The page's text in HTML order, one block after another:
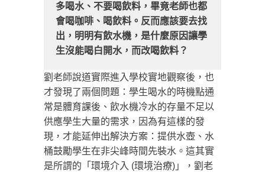
多喝水、不要喝飲料，畢竟老師也都
會喝咖啡、喝飲料。反而應該要去找
出，明明有飲水機，是什麼原因讓學
生沒能喝白開水，而改喝飲料？
劉老師說道實際進入學校實地觀察後，也
才發現了兩個問題：學生喝水的時機點通
常是體育課後、飲水機冷水的存量不足以
供應學生大量的需求，因為有這樣的發
現，才能延伸出解決方案：提供水壺、水
桶鼓勵學生在非尖峰時間先裝水。這其實
是所謂的「環境介入 (環境治療)」，劉老